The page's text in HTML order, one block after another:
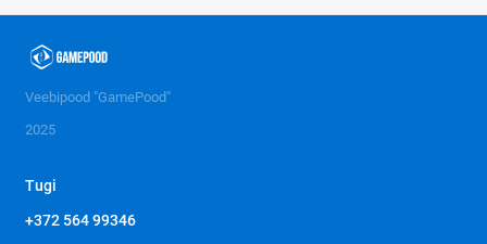
Veebipood "GamePood"
2025
Tugi
+372 564 99346